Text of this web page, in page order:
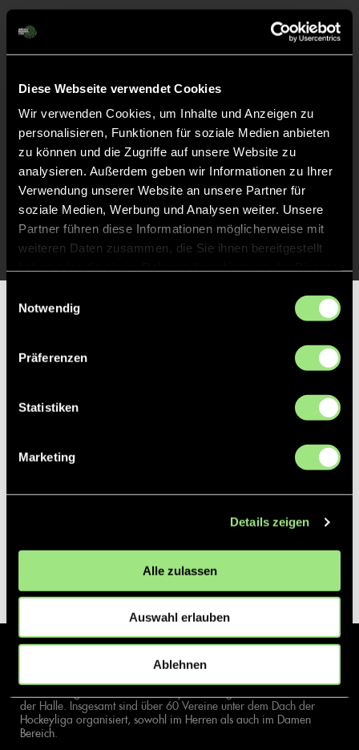
Diese Webseite verwendet Cookies
Wir verwenden Cookies, um Inhalte und Anzeigen zu
personalisieren, Funktionen für soziale Medien anbieten
zu können und die Zugriffe auf unsere Website zu
analysieren. Außerdem geben wir Informationen zu Ihrer
Verwendung unserer Website an unsere Partner für
soziale Medien, Werbung und Analysen weiter. Unsere
Partner führen diese Informationen möglicherweise mit
weiteren Daten zusammen, die Sie ihnen bereitgestellt
Notwendig
Präferenzen
Statistiken
Marketing
Details zeigen
Alle zulassen
Auswahl erlauben
Ablehnen
Abpfiff
Spiel beendet
TOR 0:1, FELDTOR
Partner
Der Hockeyliga e.V. ist verantwortlich für die Organisation und
der Halle. Insgesamt sind über 60 Vereine unter dem Dach der
Hockeyliga organisiert, sowohl im Herren als auch im Damen
Bereich.